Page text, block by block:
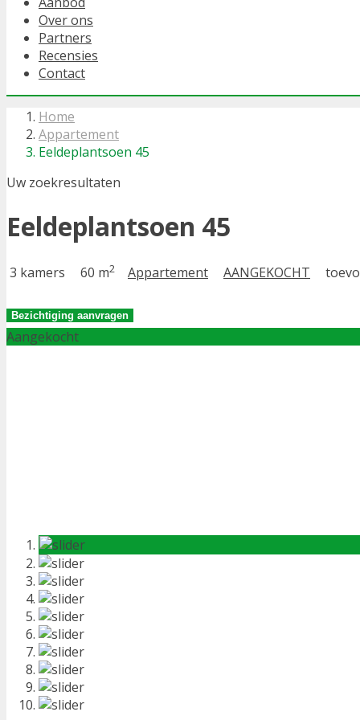
Over ons
Partners
Recensies
Contact
Home
Appartement
Eeldeplantsoen 45
Uw zoekresultaten
Eeldeplantsoen 45
3 kamers 60 m2 Appartement AANGEKOCHT
Bezichtiging aanvragen
Aangekocht